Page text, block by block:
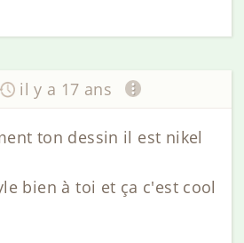
il y a 17 ans
ton dessin il est nikel
bien à toi et ça c'est cool